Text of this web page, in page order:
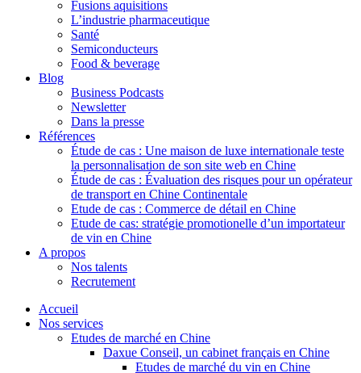
Fusions aquisitions
L’industrie pharmaceutique
Santé
Semiconducteurs
Food & beverage
Blog
Business Podcasts
Newsletter
Dans la presse
Références
Étude de cas : Une maison de luxe internationale teste
la personnalisation de son site web en Chine
Étude de cas : Évaluation des risques pour un opérateur
de transport en Chine Continentale
Etude de cas : Commerce de détail en Chine
Etude de cas: stratégie promotionelle d’un importateur
de vin en Chine
A propos
Nos talents
Recrutement
Accueil
Nos services
Etudes de marché en Chine
Daxue Conseil, un cabinet français en Chine
Etudes de marché du vin en Chine